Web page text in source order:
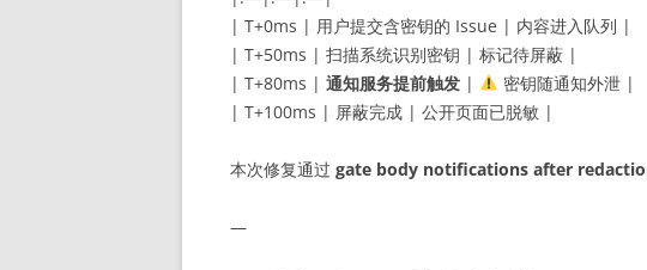
| T+0ms | 用户提交含密钥的 Issue | 内容进入队列 |
| T+50ms | 扫描系统识别密钥 | 标记待屏蔽 |
| T+80ms | 通知服务提前触发 |
密钥随通知外泄 |
| T+100ms | 屏蔽完成 | 公开页面已脱敏 |
本次修复通过 gate body notifications after
—